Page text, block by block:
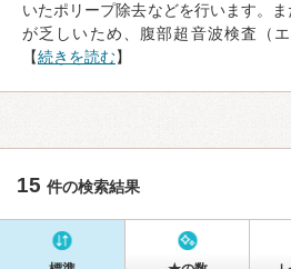
いたポリープ除去などを行います。
が乏しいため、腹部超音波検査（
【続きを読む】
15 件の検索結果